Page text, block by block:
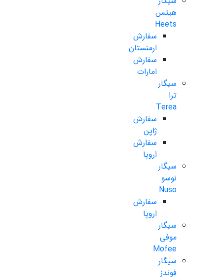
هیتس
Heets
سفارش
ارمنستان
سفارش
امارات
سیگار
ترا
Terea
سفارش
ژاپن
سفارش
اروپا
سیگار
نوسو
Nuso
سفارش
اروپا
سیگار
موفی
Mofee
سیگار
فوندز